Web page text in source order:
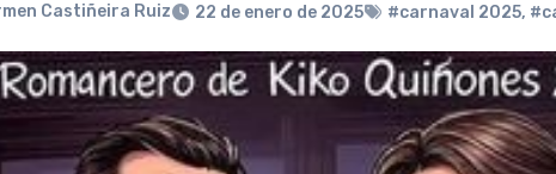
Castiñeira Ruiz 22 de enero de 2025 #carnaval 2025,